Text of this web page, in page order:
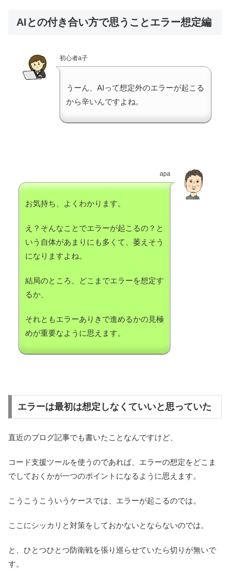
AIとの付き合い方で思うことエラー想定編
初心者a子
うーん、AIって想定外のエラーが起こる
から辛いんですよね。
apa
お気持ち、よくわかります。
え？そんなことでエラーが起こるの？と
いう自体があまりにも多くて、萎えそう
になりますよね。
結局のところ、どこまでエラーを想定す
るか、
それともエラーありきで進めるかの見極
めが重要なように思えます。
エラーは最初は想定しなくていいと思っていた
直近のブログ記事でも書いたことなんですけど、
コード支援ツールを使うのであれば、エラーの想定をどこま
でしておくかが一つのポイントになるように思えます。
こうこうこういうケースでは、エラーが起こるのでは。
ここにシッカリと対策をしておかないとならないのでは。
と、ひとつひとつ防衛戦を張り巡らせていたら切りが無いで
す。